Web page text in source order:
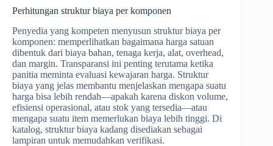
Perhitungan struktur biaya per komponen
Penyedia yang kompeten menyusun struktur biaya per
komponen: memperlihatkan bagaimana harga satuan
dibentuk dari biaya bahan, tenaga kerja, alat, overhead,
dan margin. Transparansi ini penting terutama ketika
panitia meminta evaluasi kewajaran harga. Struktur
biaya yang jelas membantu menjelaskan mengapa suatu
harga bisa lebih rendah—apakah karena diskon volume,
efisiensi operasional, atau stok yang tersedia—atau
mengapa suatu item memerlukan biaya lebih tinggi. Di
katalog, struktur biaya kadang disediakan sebagai
lampiran untuk memudahkan verifikasi.